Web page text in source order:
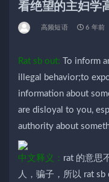
看绝望的主妇学
高频短语 6 年前
Rat sb out: To inform
illegal behavior;to
information about
are disloyal to you,
authority about
中文释义： rat 的意思
人，骗子，所以 rat